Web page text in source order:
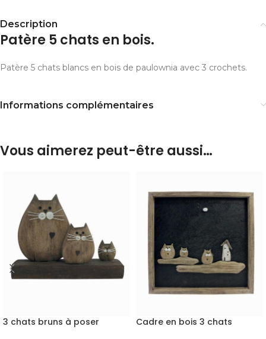
Description
Patère 5 chats en bois.
Patère 5 chats blancs en bois de paulownia avec 3 crochets.
Informations complémentaires
Vous aimerez peut-être aussi…
3 chats bruns à poser Cadre en bois 3 chats